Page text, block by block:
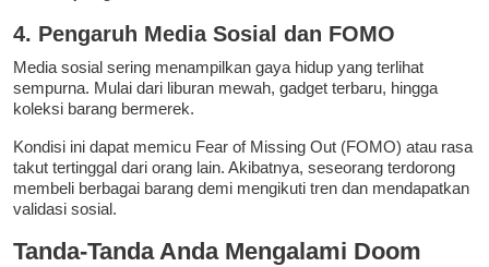
4. Pengaruh Media Sosial dan FOMO
Media sosial sering menampilkan gaya hidup yang terlihat
sempurna. Mulai dari liburan mewah, gadget terbaru, hingga
koleksi barang bermerek.
Kondisi ini dapat memicu Fear of Missing Out (FOMO) atau rasa
takut tertinggal dari orang lain. Akibatnya, seseorang terdorong
membeli berbagai barang demi mengikuti tren dan mendapatkan
validasi sosial.
Tanda-Tanda Anda Mengalami Doom